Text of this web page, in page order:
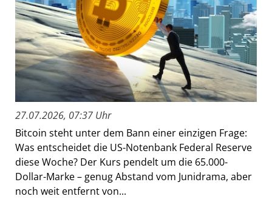
27.07.2026, 07:37 Uhr
Bitcoin steht unter dem Bann einer einzigen Frage:
Was entscheidet die US-Notenbank Federal Reserve
diese Woche? Der Kurs pendelt um die 65.000-
Dollar-Marke – genug Abstand vom Junidrama, aber
noch weit entfernt von...